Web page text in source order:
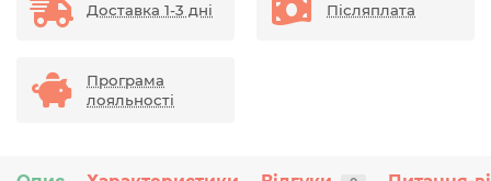
Доставка 1-3 дні Післяплата
Програма
лояльності